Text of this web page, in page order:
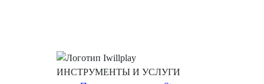
ИНСТРУМЕНТЫ И УСЛУГИ